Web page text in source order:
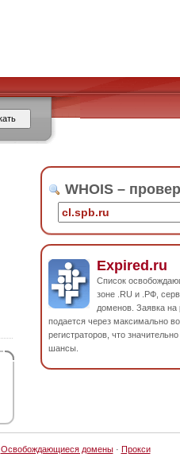
WHOIS –
Expired.ru
Список
зоне .RU и .РФ,
доменов. Заявка на
подается через максимально
регистраторов, что
шансы.
Освобождающиеся домены· Прокси